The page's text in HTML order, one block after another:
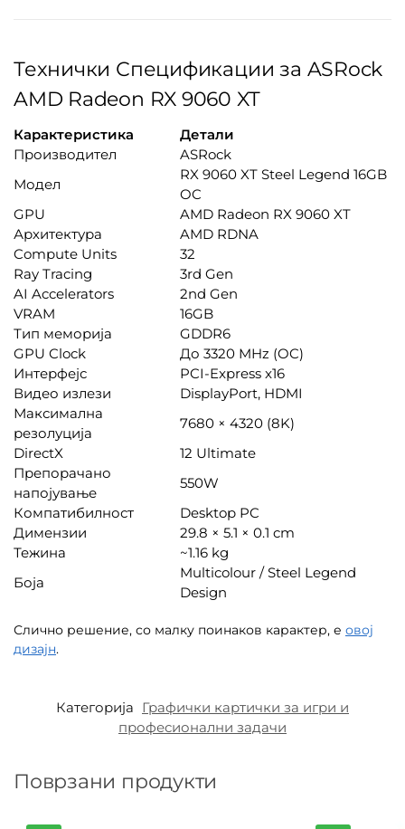
Технички Спецификации за ASRock
AMD Radeon RX 9060 XT
Карактеристика
Детали
Производител
ASRock
Модел
RX 9060 XT Steel Legend 16GB
OC
GPU
AMD Radeon RX 9060 XT
Архитектура
AMD RDNA
Compute Units
32
Ray Tracing
3rd Gen
AI Accelerators
2nd Gen
VRAM
16GB
Тип меморија
GDDR6
GPU Clock
До 3320 MHz (OC)
Интерфејс
PCI-Express x16
Видео излези
DisplayPort, HDMI
Максимална
резолуција
7680 × 4320 (8K)
DirectX
12 Ultimate
Препорачано
напојување
550W
Компатибилност
Desktop PC
Димензии
29.8 × 5.1 × 0.1 cm
Тежина
~1.16 kg
Боја
Multicolour / Steel Legend
Design
Слично решение, со малку поинаков карактер, е овој
дизајн.
Категорија Графички картички за игри и
професионални задачи
Поврзани продукти